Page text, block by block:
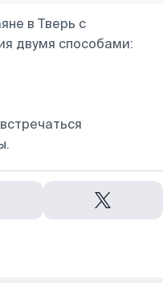
в Тверь с
двумя способами: